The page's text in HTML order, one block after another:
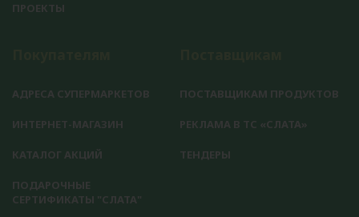
ПРОЕКТЫ
АДРЕСА СУПЕРМАРКЕТОВ
ИНТЕРНЕТ-МАГАЗИН
КАТАЛОГ АКЦИЙ
ПОДАРОЧНЫЕ
СЕРТИФИКАТЫ "СЛАТА"
ПОСТАВЩИКАМ ПРОДУКТОВ
РЕКЛАМА В ТС «СЛАТА»
ТЕНДЕРЫ